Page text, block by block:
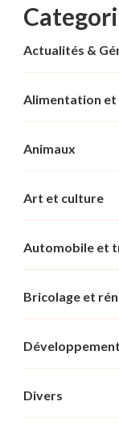
Actualités &
Alimentation
Animaux
Art et culture
Automobile et
Bricolage et
Divers